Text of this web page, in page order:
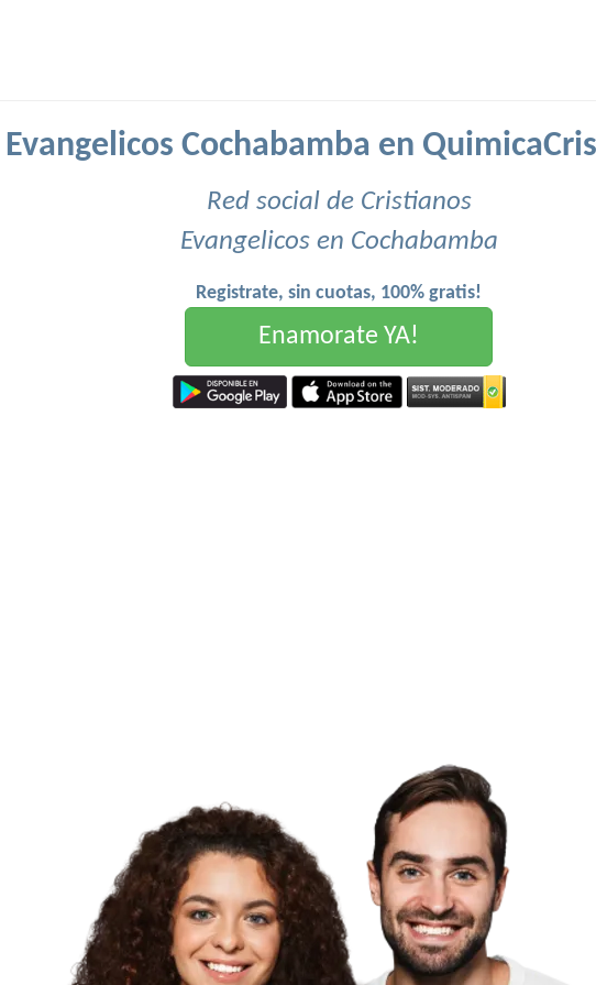
Evangelicos Cochabamba en
Red social de Cristianos
Evangelicos en Cochabamba
Registrate, sin cuotas, 100% gratis!
Enamorate YA!